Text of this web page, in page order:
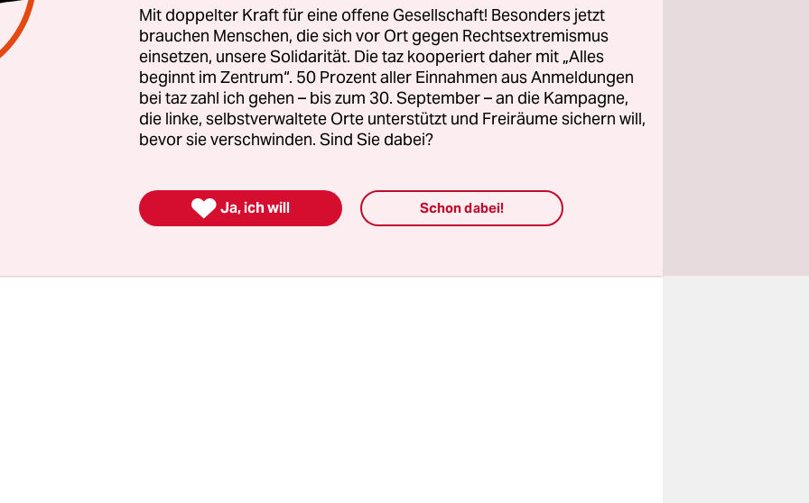
und auf Lastwagen verladen. Zeit fürs
Die Köchin auf der Ranch El Frío stellte geschmortes Rind
Dazu gab es Reis, Maisbrot, Bohnen und eine strenge
aus vergorener Kuhmilch. Wenn die Fleischbrocken zu
säbelte sich der eine oder andere mit der Machete am
ab, und dass die beiden Fremden mit am Tisch saßen,
Mit doppelter Kraft für eine offene Gesellschaft! Besonders jetzt
brauchen Menschen, die sich vor Ort gegen Rechtsextremismus
einsetzen, unsere Solidarität. Die taz kooperiert daher mit „Alles
beginnt im Zentrum“. 50 Prozent aller Einnahmen aus Anmeldungen
bei taz zahl ich gehen – bis zum 30. September – an die Kampagne,
die linke, selbstverwaltete Orte unterstützt und Freiräume sichern will,
bevor sie verschwinden. Sind Sie dabei?
 Ja, ich will Schon dabei!